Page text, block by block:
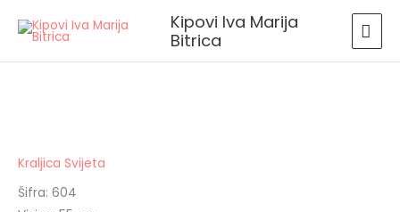
Kipovi Iva Marija
Bitrica
Kraljica Svijeta
Šifra: 604